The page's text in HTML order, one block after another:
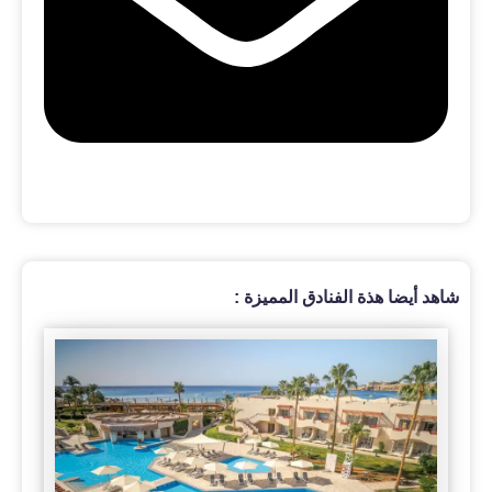
شاهد أيضا هذة الفنادق المميزة :